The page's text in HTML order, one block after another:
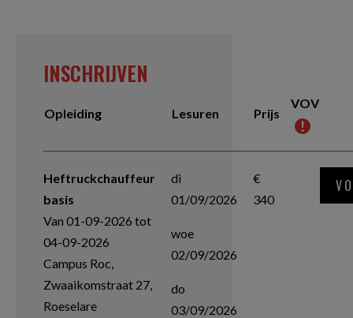
INSCHRIJVEN
Opleiding Lesuren Prijs
VOV
Heftruckchauffeur
basis
Van 01-09-2026 tot
04-09-2026
Campus Roc,
Zwaaikomstraat 27,
Roeselare
di
01/09/2026
woe
02/09/2026
do
03/09/2026
€
340